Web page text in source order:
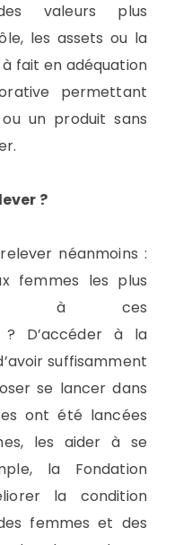
valeurs plus
les assets ou la
fait en adéquation
permettant
un produit sans
?
néanmoins :
femmes les plus
à ces
? D’accéder à la
suffisamment
se lancer dans
ont été lancées
les aider à se
la Fondation
la condition
femmes et des